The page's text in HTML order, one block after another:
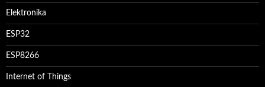
Elektronika
ESP32
ESP8266
Internet of Things